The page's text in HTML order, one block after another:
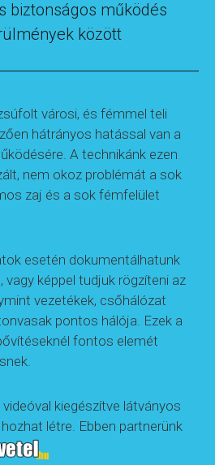
biztonságos működés
között
városi, és fémmel teli
hátrányos hatással van a
A technikánk ezen
nem okoz problémát a sok
zaj és a sok fémfelület
esetén dokumentálhatunk
képpel tudjuk rögzíteni az
vezetékek, csőhálózat
pontos hálója. Ezek a
fontos elemét
kiegészítve látványos
létre. Ebben partnerünk